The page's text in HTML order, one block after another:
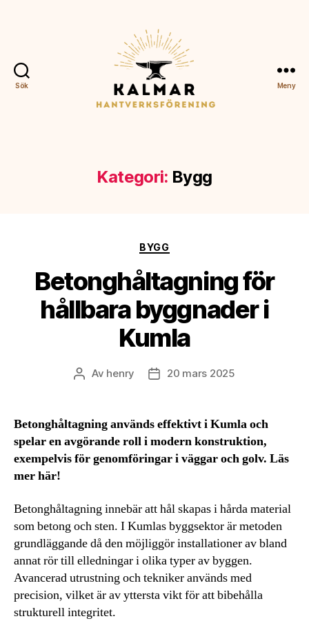
Sök Meny
Kategori: Bygg
Kategorier
BYGG
Betonghåltagning för
hållbara byggnader i
Kumla
Inläggsförfattare
Av henry Inläggsdatum
20 mars 2025
Betonghåltagning används effektivt i Kumla och
spelar en avgörande roll i modern konstruktion,
exempelvis för genomföringar i väggar och golv. Läs
mer här!
Betonghåltagning innebär att hål skapas i hårda material
som betong och sten. I Kumlas byggsektor är metoden
grundläggande då den möjliggör installationer av bland
annat rör till elledningar i olika typer av byggen.
Avancerad utrustning och tekniker används med
precision, vilket är av yttersta vikt för att bibehålla
strukturell integritet.